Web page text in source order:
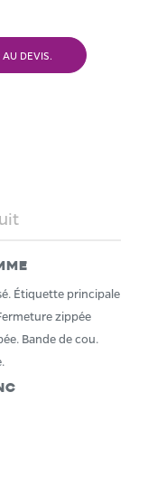
DEVIS.
Étiquette principale
zippée
Bande de cou.